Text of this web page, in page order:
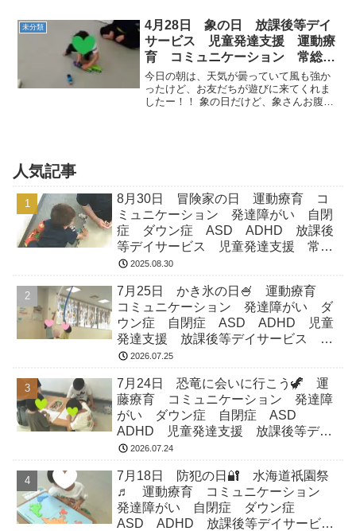
運動あそびの前は職員の真似っこをした
りしてコミュニケ...
未分類
4月28日 象の日 放課後等デイ
サービス 児童発達支援 運動療
育 コミュニケーション 常総
市 つくばみらい市 坂東市 守
谷市
今日の朝は、天気が曇っていて風も強か
ったけど、お友だちが遊びに来てくれま
したー！！ 象の日だけど、象さんお腹が
人気記事
8月30日 冒険家の日 運動療育 コ
ミュニケーション 発達障がい 自閉
症 ダウン症 ASD ADHD 放課後
等デイサービス 児童発達支援 常総
市 つくばみらい市 坂東市 守谷市
2025.08.30
7月25日 かき氷の日🍧 運動療育
コミュニケーション 発達障がい ダ
ウン症 自閉症 ASD ADHD 児童
発達支援 放課後等デイサービス 常
総市 つくばみらい市 坂東市 守谷
2026.07.25
7月24日 恐竜に会いに行こう🦖 運
藤療育 コミュニケーション 発達障
がい ダウン症 自閉症 ASD
ADHD 児童発達支援 放課後等デイ
サービス 常総市 つくばみらい市
2026.07.24
7月18日 防犯の日🔐 水海道祇園祭
♬ 運動療育 コミュニケーション
発達障がい 自閉症 ダウン症
ASD ADHD 放課後等デイサービ